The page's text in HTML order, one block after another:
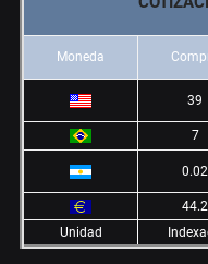
Moneda
39
7
0.02
44.2
Unidad